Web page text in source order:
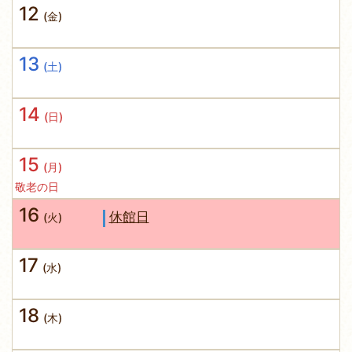
12 (金)
13 (土)
14 (日)
15 (月)
敬老の日
16 (火) 休館日
17 (水)
18 (木)